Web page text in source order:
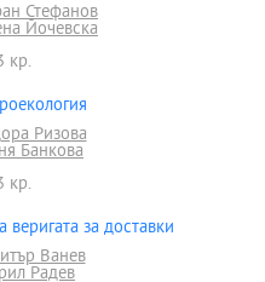
Стефанов
Йочевска
кр.
Ризова
Банкова
кр.
за доставки
Ванев
Радев